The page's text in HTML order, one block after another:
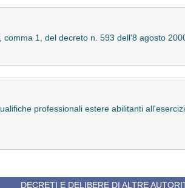
1, del decreto n. 593 dell'8 agosto
professionali estere abilitanti
DECRETI E DELIBERE DI ALTRE